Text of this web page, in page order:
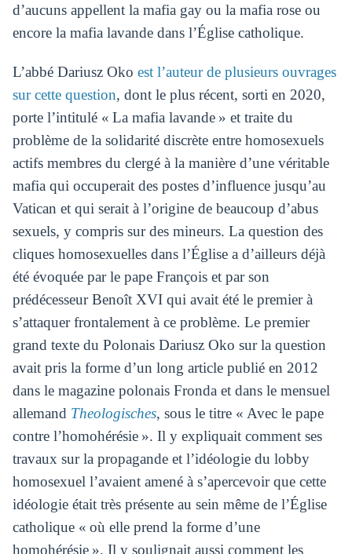
d’aucuns appellent la mafia gay ou la mafia rose ou
encore la mafia lavande dans l’Église catholique.
L’abbé Dariusz Oko est l’auteur de plusieurs ouvrages
sur cette question, dont le plus récent, sorti en 2020,
porte l’intitulé « La mafia lavande » et traite du
problème de la solidarité discrète entre homosexuels
actifs membres du clergé à la manière d’une véritable
mafia qui occuperait des postes d’influence jusqu’au
Vatican et qui serait à l’origine de beaucoup d’abus
sexuels, y compris sur des mineurs. La question des
cliques homosexuelles dans l’Église a d’ailleurs déjà
été évoquée par le pape François et par son
prédécesseur Benoît XVI qui avait été le premier à
s’attaquer frontalement à ce problème. Le premier
grand texte du Polonais Dariusz Oko sur la question
avait pris la forme d’un long article publié en 2012
dans le magazine polonais Fronda et dans le mensuel
allemand Theologisches, sous le titre « Avec le pape
contre l’homohérésie ». Il y expliquait comment ses
travaux sur la propagande et l’idéologie du lobby
homosexuel l’avaient amené à s’apercevoir que cette
idéologie était très présente au sein même de l’Église
catholique « où elle prend la forme d’une
homohérésie ». Il y soulignait aussi comment les